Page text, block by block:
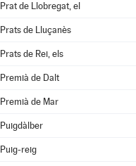
Prat de Llobregat, el
Prats de Lluçanès
Prats de Rei, els
Premià de Dalt
Premià de Mar
Puigdàlber
Puig-reig